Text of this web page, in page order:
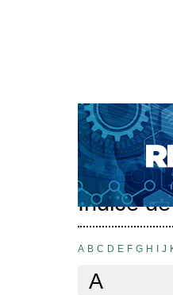
CAPA SOBRE
NOTÍCIAS
AUTORES
Capa> Pesquisa>
Índice
A B C D E F G H J
A